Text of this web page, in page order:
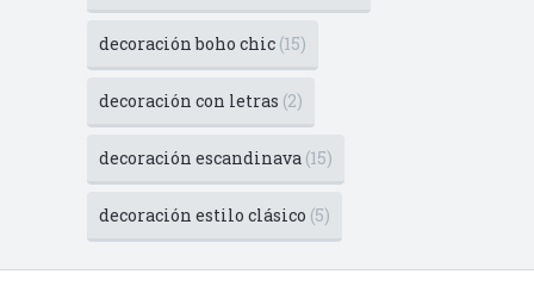
decoración boho chic (15)
decoración con letras (2)
decoración escandinava (15)
decoración estilo clásico (5)